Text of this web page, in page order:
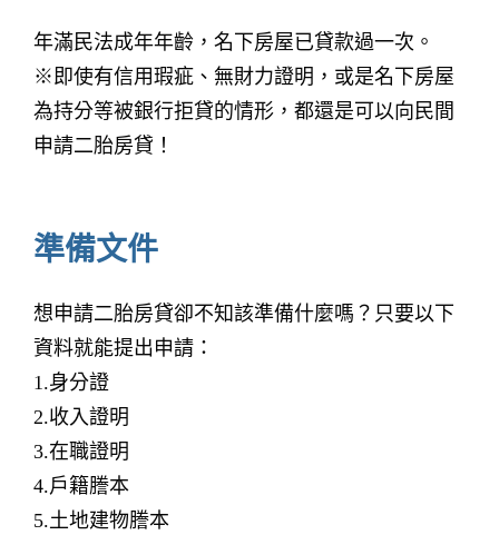
年滿民法成年年齡，名下房屋已貸款過一次。
※即使有信用瑕疵、無財力證明，或是名下房屋
為持分等被銀行拒貸的情形，都還是可以向民間
申請二胎房貸！
準備文件
想申請二胎房貸卻不知該準備什麼嗎？只要以下
資料就能提出申請：
1.身分證
2.收入證明
3.在職證明
4.戶籍謄本
5.土地建物謄本